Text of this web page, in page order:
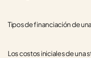
Tipos de financiación de
Los costos iniciales de